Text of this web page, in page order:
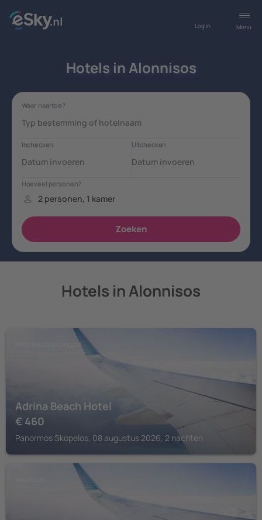
Menu
Log in
Hotels in Alonnisos
Hotels in Alonnisos
PANORMOS SKOPELOS
Adrina Beach Hotel
€ 460
Panormos Skopelos, 08 augustus 2026, 2 nachten